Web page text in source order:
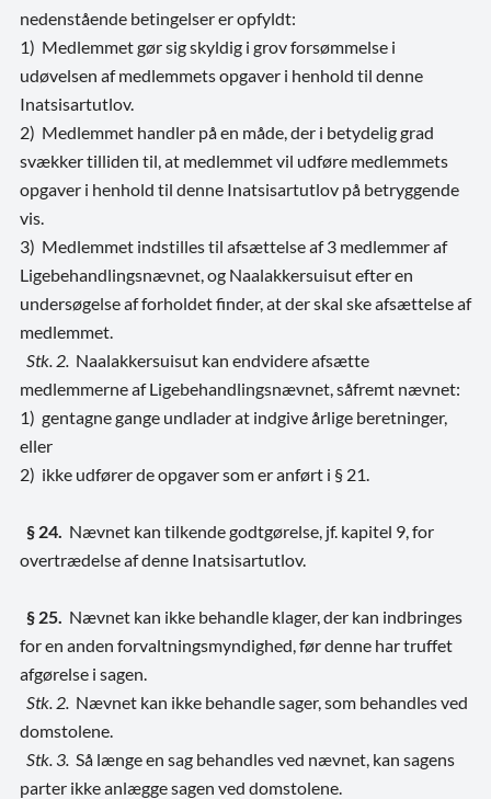
nedenstående betingelser er opfyldt:
1) Medlemmet gør sig skyldig i grov forsømmelse i
udøvelsen af medlemmets opgaver i henhold til denne
Inatsisartutlov.
2) Medlemmet handler på en måde, der i betydelig grad
svækker tilliden til, at medlemmet vil udføre medlemmets
opgaver i henhold til denne Inatsisartutlov på betryggende
vis.
3) Medlemmet indstilles til afsættelse af 3 medlemmer af
Ligebehandlingsnævnet, og Naalakkersuisut efter en
undersøgelse af forholdet finder, at der skal ske afsættelse af
medlemmet.
Stk. 2. Naalakkersuisut kan endvidere afsætte
medlemmerne af Ligebehandlingsnævnet, såfremt nævnet:
1) gentagne gange undlader at indgive årlige beretninger,
eller
2) ikke udfører de opgaver som er anført i § 21.
§ 24. Nævnet kan tilkende godtgørelse, jf. kapitel 9, for
overtrædelse af denne Inatsisartutlov.
§ 25. Nævnet kan ikke behandle klager, der kan indbringes
for en anden forvaltningsmyndighed, før denne har truffet
afgørelse i sagen.
Stk. 2. Nævnet kan ikke behandle sager, som behandles ved
domstolene.
Stk. 3. Så længe en sag behandles ved nævnet, kan sagens
parter ikke anlægge sagen ved domstolene.